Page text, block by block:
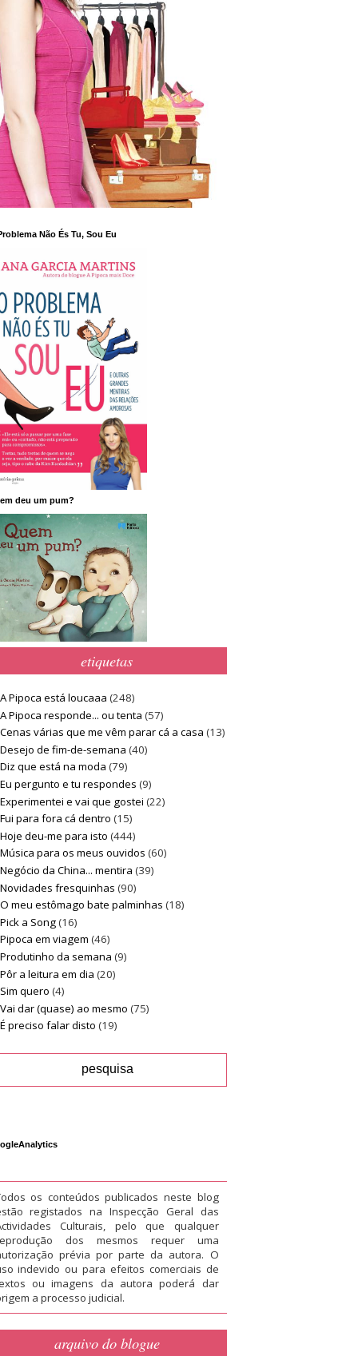
Não És Tu, Sou Eu
deu um pum?
etiquetas
A Pipoca está loucaaa (248)
A Pipoca responde... ou tenta (57)
Cenas várias que me vêm parar cá a casa (13)
Desejo de fim-de-semana (40)
Diz que está na moda (79)
Eu pergunto e tu respondes (9)
Experimentei e vai que gostei (22)
Fui para fora cá dentro (15)
Hoje deu-me para isto (444)
Música para os meus ouvidos (60)
Negócio da China... mentira (39)
Novidades fresquinhas (90)
O meu estômago bate palminhas (18)
Pick a Song(16)
Pipoca em viagem (46)
Produtinho da semana (9)
Pôr a leitura em dia (20)
Sim quero (4)
Vai dar (quase) ao mesmo (75)
É preciso falar disto (19)
os conteúdos publicados neste blog
registados na Inspecção Geral das
Culturais, pelo que qualquer
dos mesmos requer uma
prévia por parte da autora. O
indevido ou para efeitos comerciais de
ou imagens da autora poderá dar
a processo judicial.
arquivo do blogue